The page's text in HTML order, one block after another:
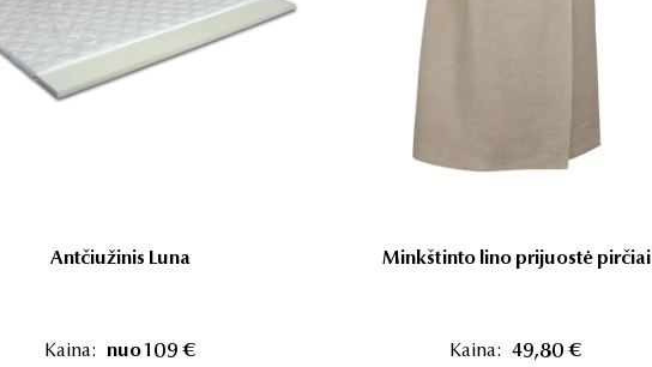
Antčiužinis Luna
Kaina: nuo 109 €
Minkštinto lino prijuostė pirčiai
Kaina: 49,80 €